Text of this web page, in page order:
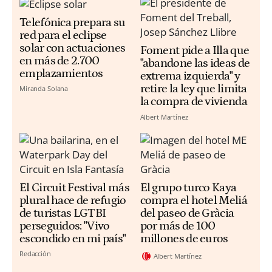
Telefónica prepara su
red para el eclipse
solar con actuaciones
en más de 2.700
emplazamientos
Miranda Solana
Foment pide a Illa que
"abandone las ideas de
extrema izquierda" y
retire la ley que limita
la compra de vivienda
Albert Martínez
El Circuit Festival más
plural hace de refugio
de turistas LGTBI
perseguidos: "Vivo
escondido en mi país"
Redacción
El grupo turco Kaya
compra el hotel Meliá
del paseo de Gràcia
por más de 100
millones de euros
Albert Martínez